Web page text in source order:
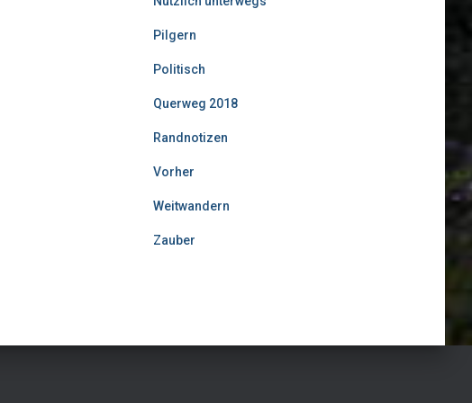
Pilgern
Politisch
Querweg 2018
Randnotizen
Vorher
Weitwandern
Zauber